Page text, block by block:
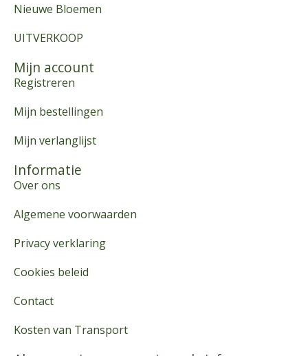
Nieuwe Bloemen
UITVERKOOP
Mijn account
Registreren
Mijn bestellingen
Mijn verlanglijst
Informatie
Over ons
Algemene voorwaarden
Privacy verklaring
Cookies beleid
Contact
Kosten van Transport